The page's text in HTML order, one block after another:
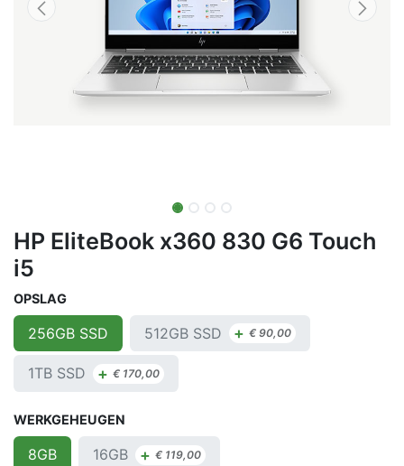
HP EliteBook x360 830 G6 Touch
i5
OPSLAG
256GB SSD 512GB SSD + €90,00
1TB SSD + € 170,00
WERKGEHEUGEN
8GB 16GB + € 119,00